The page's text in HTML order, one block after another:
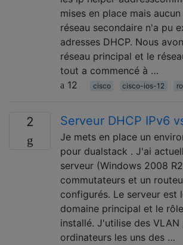
mises en place mais
réseau secondaire n'a pu
adresses DHCP. Nous
réseau principal et le
tout a commencé à …
12
cisco cisco-ios-12
2 Serveur DHCP IPv6
Je mets en place un
pour dualstack . J'ai
serveur (Windows 2008
commutateurs et un
configurés. Le serveur est
domaine principal et le
installé. J'utilise des
ordinateurs les uns des …